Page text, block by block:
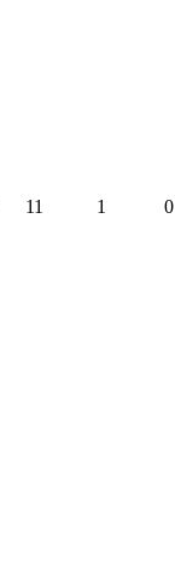
11 1 0